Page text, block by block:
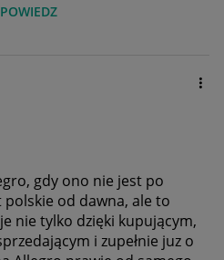
gdy ono nie jest po
polskie od dawna, ale to
nie tylko dzięki kupującym,
i zupełnie juz o